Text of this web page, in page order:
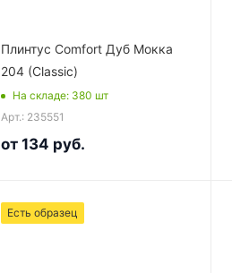
Плинтус Comfort Дуб Мокка
204 (Classic)
На складе: 380 шт
Арт.: 235551
от 134 руб.
Есть образец